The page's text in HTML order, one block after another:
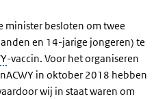
minister besloten om twee
en 14-jarige jongeren) te
-vaccin. Voor het organiseren
in oktober 2018 hebben
wij in staat waren om